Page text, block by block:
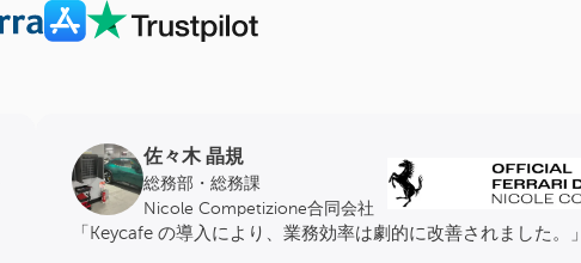
佐々木 晶規
総務部・総務課
Nicole Competizione合同会社
「Keycafe の導入により、業務効率は劇的に改善されました。」